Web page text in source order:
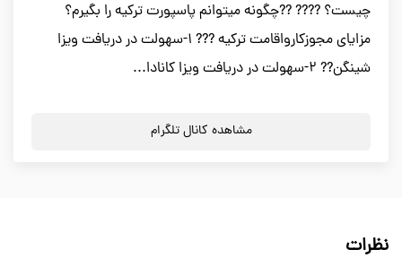
چیست؟ ???? ??چگونه میتوانم پاسپورت ترکیه را بگیرم؟
مزاياي مجوزكارواقامت تركيه ??? ١-سهولت در دريافت ويزا
شينگن?? ٢-سهولت در دريافت ويزا كانادا...
مشاهده کانال تلگرام
نظرات